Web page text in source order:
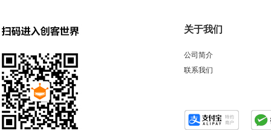
关于我们
公司简介
联系我们